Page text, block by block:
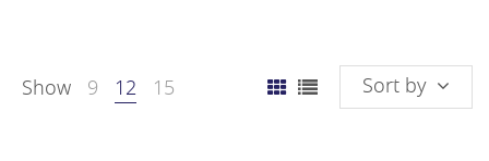
Show 9 12 15 Sort by